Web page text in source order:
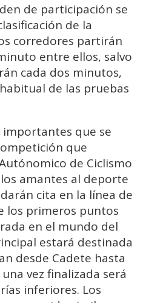
de participación se
de la
corredores partirán
entre ellos, salvo
cada dos minutos,
de las pruebas
importantes que se
que
de Ciclismo
amantes al deporte
cita en la línea de
los primeros puntos
en el mundo del
estará destinada
desde Cadete hasta
vez finalizada será
inferiores. Los